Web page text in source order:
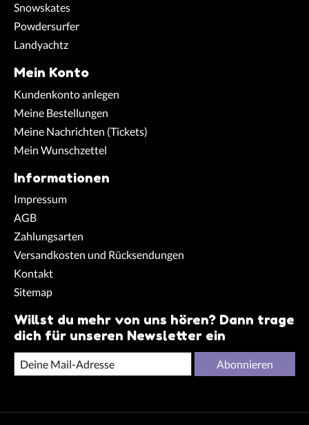
Snowskates
Powdersurfer
Landyachtz
Mein Konto
Kundenkonto anlegen
Meine Bestellungen
Meine Nachrichten (Tickets)
Mein Wunschzettel
Informationen
Impressum
AGB
Zahlungsarten
Versandkosten und Rücksendungen
Kontakt
Sitemap
Willst du mehr von uns hören? Dann trage
dich für unseren Newsletter ein
Abonnieren